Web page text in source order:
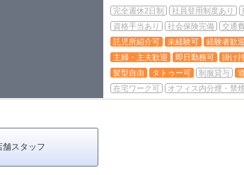
完全週休2日制
社員登用制度あり
資格手当あり
社会保険完備 交通
託児所紹介可
未経験可 経験者歓迎
主婦・主夫歓迎
即日勤務可 掛け
髪型自由
タトゥー可 制服貸与
在宅ワーク可
オフィス内分煙・禁煙
舗スタッフ